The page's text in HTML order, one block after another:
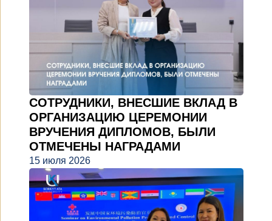
СОТРУДНИКИ, ВНЕСШИЕ ВКЛАД В
ОРГАНИЗАЦИЮ ЦЕРЕМОНИИ
ВРУЧЕНИЯ ДИПЛОМОВ, БЫЛИ
ОТМЕЧЕНЫ НАГРАДАМИ
15 июля 2026